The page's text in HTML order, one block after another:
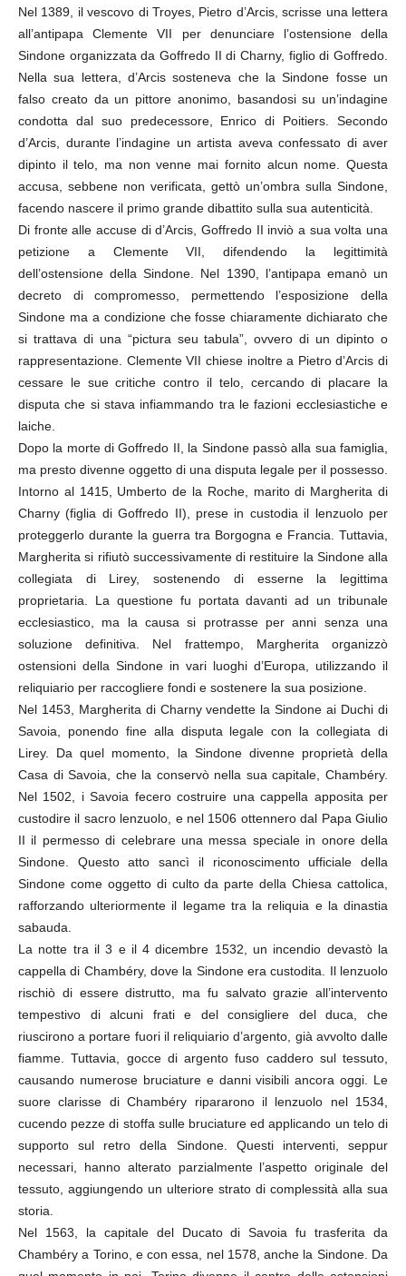
Nel 1389, il vescovo di Troyes, Pietro d’Arcis, scrisse una lettera
all’antipapa Clemente VII per denunciare l’ostensione della
Sindone organizzata da Goffredo II di Charny, figlio di Goffredo.
Nella sua lettera, d’Arcis sosteneva che la Sindone fosse un
falso creato da un pittore anonimo, basandosi su un’indagine
condotta dal suo predecessore, Enrico di Poitiers. Secondo
d’Arcis, durante l’indagine un artista aveva confessato di aver
dipinto il telo, ma non venne mai fornito alcun nome. Questa
accusa, sebbene non verificata, gettò un’ombra sulla Sindone,
facendo nascere il primo grande dibattito sulla sua autenticità.
Di fronte alle accuse di d’Arcis, Goffredo II inviò a sua volta una
petizione a Clemente VII, difendendo la legittimità
dell’ostensione della Sindone. Nel 1390, l’antipapa emanò un
decreto di compromesso, permettendo l’esposizione della
Sindone ma a condizione che fosse chiaramente dichiarato che
si trattava di una “pictura seu tabula”, ovvero di un dipinto o
rappresentazione. Clemente VII chiese inoltre a Pietro d’Arcis di
cessare le sue critiche contro il telo, cercando di placare la
disputa che si stava infiammando tra le fazioni ecclesiastiche e
laiche.
Dopo la morte di Goffredo II, la Sindone passò alla sua famiglia,
ma presto divenne oggetto di una disputa legale per il possesso.
Intorno al 1415, Umberto de la Roche, marito di Margherita di
Charny (figlia di Goffredo II), prese in custodia il lenzuolo per
proteggerlo durante la guerra tra Borgogna e Francia. Tuttavia,
Margherita si rifiutò successivamente di restituire la Sindone alla
collegiata di Lirey, sostenendo di esserne la legittima
proprietaria. La questione fu portata davanti ad un tribunale
ecclesiastico, ma la causa si protrasse per anni senza una
soluzione definitiva. Nel frattempo, Margherita organizzò
ostensioni della Sindone in vari luoghi d’Europa, utilizzando il
reliquiario per raccogliere fondi e sostenere la sua posizione.
Nel 1453, Margherita di Charny vendette la Sindone ai Duchi di
Savoia, ponendo fine alla disputa legale con la collegiata di
Lirey. Da quel momento, la Sindone divenne proprietà della
Casa di Savoia, che la conservò nella sua capitale, Chambéry.
Nel 1502, i Savoia fecero costruire una cappella apposita per
custodire il sacro lenzuolo, e nel 1506 ottennero dal Papa Giulio
II il permesso di celebrare una messa speciale in onore della
Sindone. Questo atto sancì il riconoscimento ufficiale della
Sindone come oggetto di culto da parte della Chiesa cattolica,
rafforzando ulteriormente il legame tra la reliquia e la dinastia
sabauda.
La notte tra il 3 e il 4 dicembre 1532, un incendio devastò la
cappella di Chambéry, dove la Sindone era custodita. Il lenzuolo
rischiò di essere distrutto, ma fu salvato grazie all’intervento
tempestivo di alcuni frati e del consigliere del duca, che
riuscirono a portare fuori il reliquiario d’argento, già avvolto dalle
fiamme. Tuttavia, gocce di argento fuso caddero sul tessuto,
causando numerose bruciature e danni visibili ancora oggi. Le
suore clarisse di Chambéry ripararono il lenzuolo nel 1534,
cucendo pezze di stoffa sulle bruciature ed applicando un telo di
supporto sul retro della Sindone. Questi interventi, seppur
necessari, hanno alterato parzialmente l’aspetto originale del
tessuto, aggiungendo un ulteriore strato di complessità alla sua
storia.
Nel 1563, la capitale del Ducato di Savoia fu trasferita da
Chambéry a Torino, e con essa, nel 1578, anche la Sindone. Da